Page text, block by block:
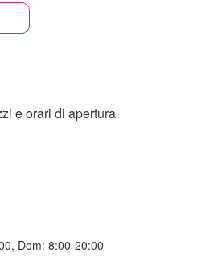
e orari di apertura
Dom: 8:00-20:00